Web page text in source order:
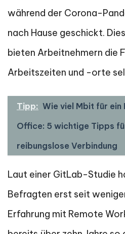
während der Corona-
nach Hause geschickt.
bieten Arbeitnehmern die
Arbeitszeiten und -orte
Tipp: Wie viel Mbit für ein
Office: 5 wichtige Tipps
reibungslose Verbindung
Laut einer GitLab-Studie
Befragten erst seit
Erfahrung mit Remote